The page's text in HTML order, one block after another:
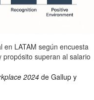
en LATAM según encuesta
superan al salario
2024 de Gallup y